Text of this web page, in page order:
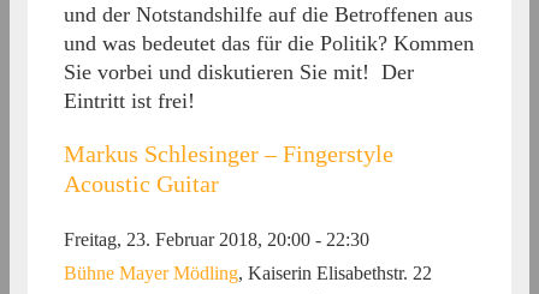
und der Notstandshilfe auf die Betroffenen aus
und was bedeutet das für die Politik? Kommen
Sie vorbei und diskutieren Sie mit! ​ Der
Eintritt ist frei!
Markus Schlesinger – Fingerstyle
Acoustic Guitar
Freitag, 23. Februar 2018, 20:00 - 22:30
Bühne Mayer Mödling, Kaiserin Elisabethstr. 22